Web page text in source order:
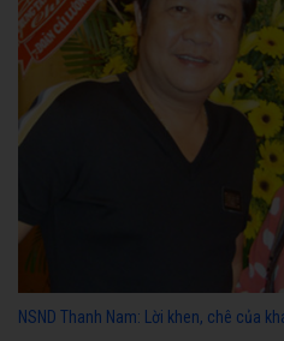
NSND Thanh Nam: Lời khen, chê của